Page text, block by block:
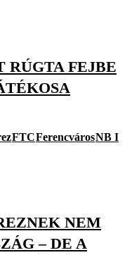
RÚGTA FEJBE
FTCFerencvárosNB I
NEM
– DE A